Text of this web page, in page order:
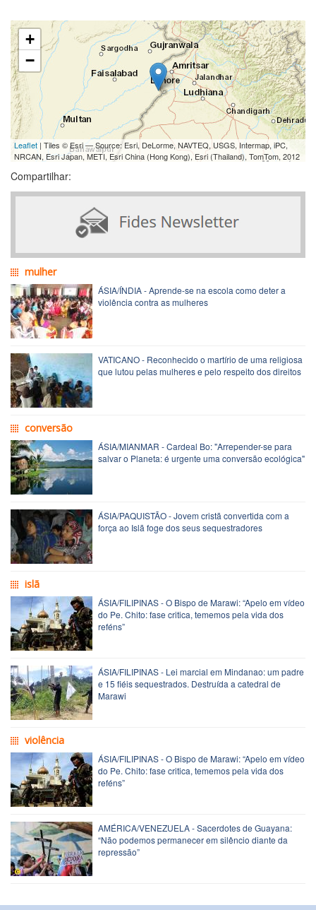
+
−
Leaflet | Tiles © Esri — Source: Esri, DeLorme, NAVTEQ, USGS, Intermap, iPC,
NRCAN, Esri Japan, METI, Esri China (Hong Kong), Esri (Thailand), TomTom, 2012
Compartilhar:
mulher
ÁSIA/ÍNDIA - Aprende-se na escola como deter a
violência contra as mulheres
VATICANO - Reconhecido o martírio de uma religiosa
que lutou pelas mulheres e pelo respeito dos direitos
conversão
ÁSIA/MIANMAR - Cardeal Bo: "Arrepender-se para
salvar o Planeta: é urgente uma conversão ecológica"
ÁSIA/PAQUISTÃO - Jovem cristã convertida com a
força ao Islã foge dos seus sequestradores
islã
ÁSIA/FILIPINAS - O Bispo de Marawi: “Apelo em vídeo
do Pe. Chito: fase critica, tememos pela vida dos
reféns”
ÁSIA/FILIPINAS - Lei marcial em Mindanao: um padre
e 15 fiéis sequestrados. Destruída a catedral de
Marawi
violência
ÁSIA/FILIPINAS - O Bispo de Marawi: “Apelo em vídeo
do Pe. Chito: fase critica, tememos pela vida dos
reféns”
AMÉRICA/VENEZUELA - Sacerdotes de Guayana:
“Não podemos permanecer em silêncio diante da
repressão”